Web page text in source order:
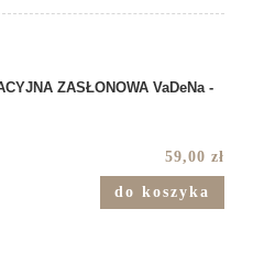
ZASŁONOWA VaDeNa -
59,00 zł
do koszyka